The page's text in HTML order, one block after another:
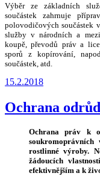
Výběr ze základních
součástek zahrnuje
polovodičových součástek
služby v národních a
koupě, převodů práv a
sporů z kopírování,
součástek, atd.
Publikováno
15.2.2018
Ochrana
Ochrana práv k
rostlinné výroby.
žádoucích
efektivnějším a k